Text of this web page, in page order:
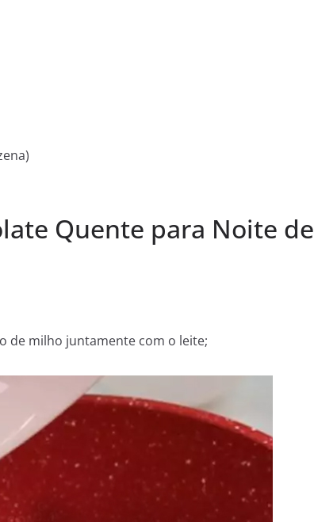
Quente para Noite de
de milho juntamente com o leite;